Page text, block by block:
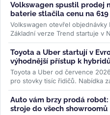
Volkswagen spustil prodej
baterie stlačila cenu na
Volkswagen otevřel objednávky
Základní verze Trend startuje v
Česku na 619 000 Kč....>>
Toyota a Uber startují v
výhodnější přístup k
Toyota a Uber od července
pro stovky tisíc řidičů. Nabídka
ojetiny...>>
Auto vám brzy prodá
stroje do všech showroomů